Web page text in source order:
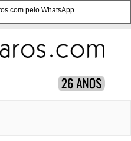
pelo WhatsApp